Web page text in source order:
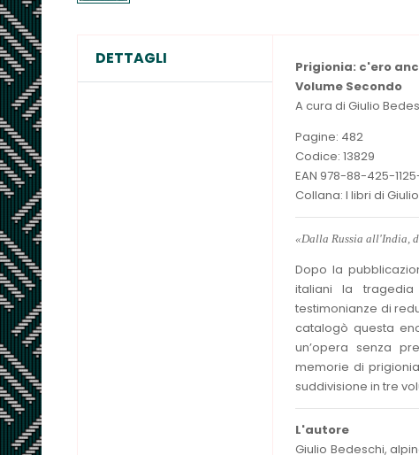
DETTAGLI
Prigionia: c'ero
Volume Secondo
A cura di Giulio
Pagine: 482
Codice: 13829
EAN 978-88-425-
Collana: I libri di
«Dalla Russia all'India,
Dopo la
italiani la
testimonianze di
catalogò questa
un’opera senza
memorie di
suddivisione in tre
L'autore
Giulio Bedeschi,